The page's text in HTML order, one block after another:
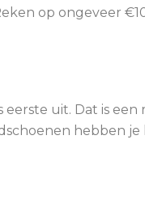
op ongeveer
uit. Dat is
hebben